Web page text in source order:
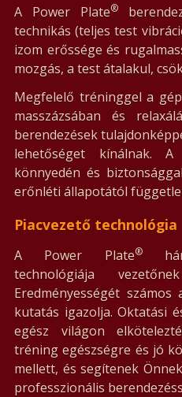
A Power Plate®
technikás (teljes test
izom erőssége és
mozgás, a test átalakul,
Megfelelő tréninggel a
masszázsában és
berendezések
lehetőséget kínálnak.
könnyedén és
erőnléti állapotától
Piacvezető technológia
A Power Plate®
technológiája
Eredményességét
kutatás igazolja. Oktatási
egész világon
tréning egészségre és jó
mellett, és segítenek
professzionális